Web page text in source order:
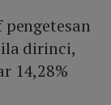
dirinci,
14,28%